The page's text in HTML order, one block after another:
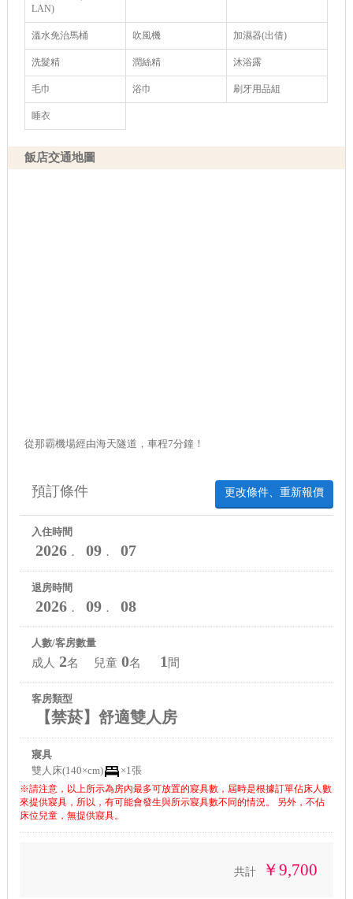
LAN)
溫水免治馬桶 吹風機 加濕器(出借)
洗髮精 潤絲精 沐浴露
毛巾 浴巾 刷牙用品組
睡衣
飯店交通地圖
從那霸機場經由海天隧道，車程7分鐘！
更改條件、重新報價
預訂條件
入住時間
2026． 09． 07
退房時間
2026． 09． 08
人數/客房數量
成人 2名 兒童 0名 1 間
客房類型
【禁菸】舒適雙人房
寢具
雙人床(140×cm)
×1張
※請注意，以上所示為房內最多可放置的寢具數，屆時是根據訂單佔床人數
來提供寢具，所以，有可能會發生與所示寢具數不同的情況。 另外，不佔
床位兒童，無提供寢具。
共計 ￥9,700